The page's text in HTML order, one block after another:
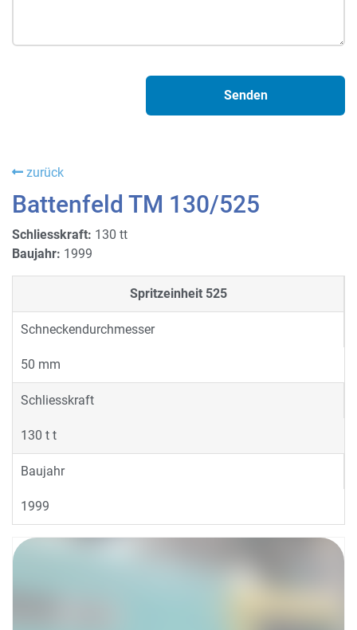
zurück
Battenfeld TM 130/525
Schliesskraft: 130 tt
Baujahr: 1999
Spritzeinheit 525
Schneckendurchmesser
50 mm
Schliesskraft
130 t t
Baujahr
1999